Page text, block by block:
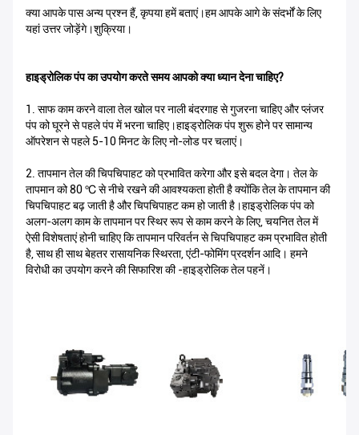
क्या आपके पास अन्य प्रश्न हैं, कृपया हमें बताएं।हम आपके आगे के संदर्भों के लिए
यहां उत्तर जोड़ेंगे।शुक्रिया।
हाइड्रोलिक पंप का उपयोग करते समय आपको क्या ध्यान देना चाहिए?
1. साफ काम करने वाला तेल खोल पर नाली बंदरगाह से गुजरना चाहिए और प्लंजर
पंप को घूरने से पहले पंप में भरना चाहिए।हाइड्रोलिक पंप शुरू होने पर सामान्य
ऑपरेशन से पहले 5-10 मिनट के लिए नो-लोड पर चलाएं।
2. तापमान तेल की चिपचिपाहट को प्रभावित करेगा और इसे बदल देगा। तेल के
तापमान को 80 ℃ से नीचे रखने की आवश्यकता होती है क्योंकि तेल के तापमान की
चिपचिपाहट बढ़ जाती है और चिपचिपाहट कम हो जाती है।हाइड्रोलिक पंप को
अलग-अलग काम के तापमान पर स्थिर रूप से काम करने के लिए, चयनित तेल में
ऐसी विशेषताएं होनी चाहिए कि तापमान परिवर्तन से चिपचिपाहट कम प्रभावित होती
है, साथ ही साथ बेहतर रासायनिक स्थिरता, एंटी-फोमिंग प्रदर्शन आदि। हमने
विरोधी का उपयोग करने की सिफारिश की -हाइड्रोलिक तेल पहनें।